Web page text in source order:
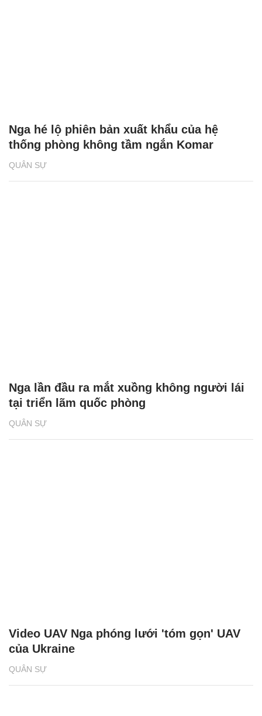
QUÂN SỰ
Nga hé lộ phiên bản xuất khẩu của hệ
thống phòng không tầm ngắn Komar
QUÂN SỰ
Nga lần đầu ra mắt xuồng không người lái
tại triển lãm quốc phòng
QUÂN SỰ
Video UAV Nga phóng lưới 'tóm gọn' UAV
của Ukraine